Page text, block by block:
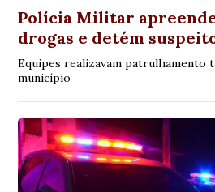
Polícia Militar
drogas e detém
Equipes realizavam patrulhamento
município